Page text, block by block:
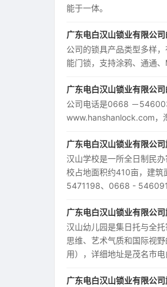
能于一体。
广东电白汉山锁业有限公司
公司的锁具产品类型多样
能门锁，支持涂鸦、通通
广东电白汉山锁业有限公司
公司电话是0668 －
www.hanshanlock.com，
广东电白汉山锁业有限公
汉山学校是一所全日制民
校占地面积约410亩，建
5471198、0668 -
广东电白汉山锁业有限公司
汉山幼儿园是集日托与全
思维、艺术气质和国际视
用），详细地址是茂名市
广东电白汉山锁业有限公